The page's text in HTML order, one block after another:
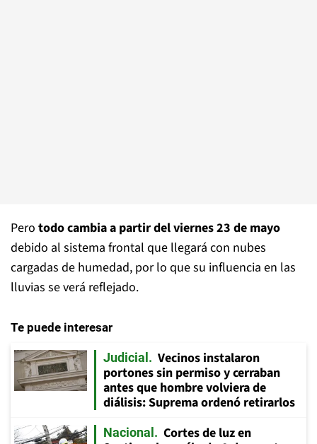
Pero todo cambia a partir del viernes 23 de mayo
debido al sistema frontal que llegará con nubes
cargadas de humedad, por lo que su influencia en las
lluvias se verá reflejado.
Te puede interesar
Judicial
Vecinos instalaron
portones sin permiso y cerraban
antes que hombre volviera de
diálisis: Suprema ordenó retirarlos
Nacional
Cortes de luz en